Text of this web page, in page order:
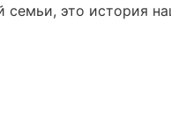
семьи, это история